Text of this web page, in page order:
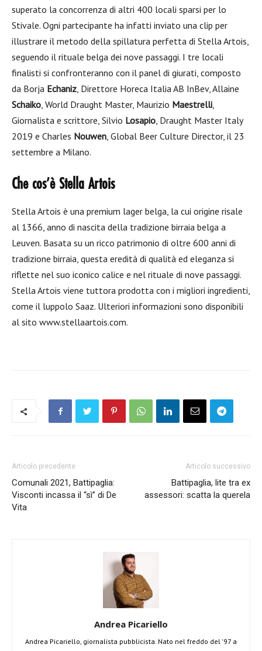
superato la concorrenza di altri 400 locali sparsi per lo
Stivale. Ogni partecipante ha infatti inviato una clip per
illustrare il metodo della spillatura perfetta di Stella Artois,
seguendo il rituale belga dei nove passaggi. I tre locali
finalisti si confronteranno con il panel di giurati, composto
da Borja Echaniz, Direttore Horeca Italia AB InBev, Allaine
Schaiko, World Draught Master, Maurizio Maestrelli,
Giornalista e scrittore, Silvio Losapio, Draught Master Italy
2019 e Charles Nouwen, Global Beer Culture Director, il 23
settembre a Milano.
Che cos’è Stella Artois
Stella Artois è una premium lager belga, la cui origine risale
al 1366, anno di nascita della tradizione birraia belga a
Leuven. Basata su un ricco patrimonio di oltre 600 anni di
tradizione birraia, questa eredità di qualità ed eleganza si
riflette nel suo iconico calice e nel rituale di nove passaggi.
Stella Artois viene tuttora prodotta con i migliori ingredienti,
come il luppolo Saaz. Ulteriori informazioni sono disponibili
al sito www.stellaartois.com.
Articolo precedente
Comunali 2021, Battipaglia:
Visconti incassa il “sì” di De
Vita
Articolo successivo
Battipaglia, lite tra ex
assessori: scatta la querela
Andrea Picariello
Andrea Picariello, giornalista pubblicista. Nato nel freddo del '97 a